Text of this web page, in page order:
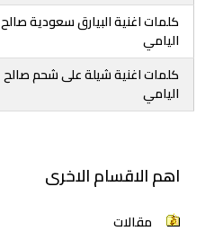
كلمات اغنية البيارق سعودية صالح
اليامي
كلمات اغنية شيلة على شحم صالح
اليامي
اهم الاقسام الاخرى
مقالات